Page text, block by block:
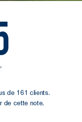
de 161 clients.
de cette note.